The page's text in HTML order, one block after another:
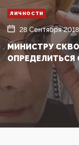
ЛИЧНОСТИ
28 Сентября 2018
МИНИСТРУ
ОПРЕДЕЛИТЬСЯ